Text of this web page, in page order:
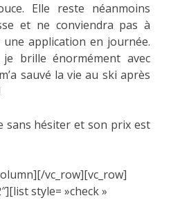
Elle reste néanmoins
et ne conviendra pas à
application en journée.
brille énormément avec
sauvé la vie au ski après
sans hésiter et son prix est
vc_row][vc_row]
style= »check »